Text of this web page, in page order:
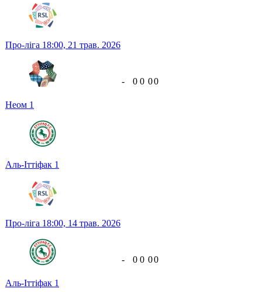
Про-ліга 18:00, 21 трав. 2026
Неом 1
Аль-Іттіфак 1
- 0 0 00
Про-ліга 18:00, 14 трав. 2026
Аль-Іттіфак 1
- 0 0 00